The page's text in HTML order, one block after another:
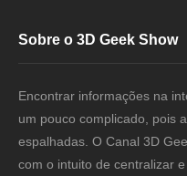
Sobre o 3D Geek Show
Encontrar informações na
um pouco complicado, pois
espalhadas. O Canal 3D
com o intuito de centralizar